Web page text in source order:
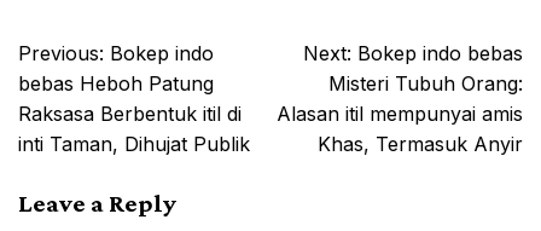
Post
navigation
Previous: Bokep indo
bebas Heboh Patung
Raksasa Berbentuk itil di
inti Taman, Dihujat Publik
Next: Bokep indo bebas
Misteri Tubuh Orang:
Alasan itil mempunyai amis
Khas, Termasuk Anyir
Leave a Reply